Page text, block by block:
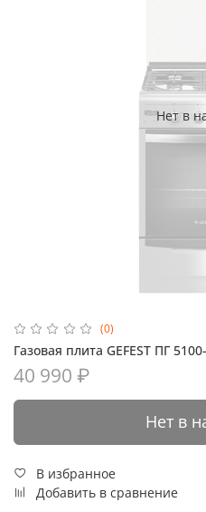
Нет в
(0)
Газовая плита GEFEST ПГ
40 990 ₽
Нет в
В избранное
Добавить в сравнение